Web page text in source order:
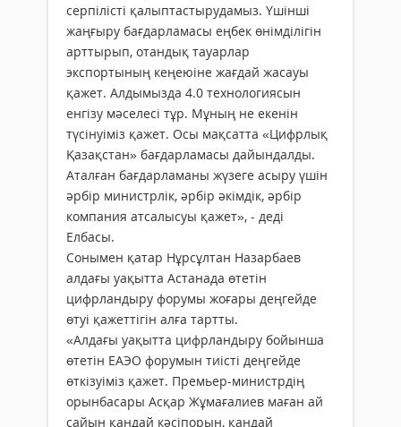
серпілісті қалыптастырудамыз. Үшінші
жаңғыру бағдарламасы еңбек өнімділігін
арттырып, отандық тауарлар
экспортының кеңеюіне жағдай жасауы
қажет. Алдымызда 4.0 технологиясын
енгізу мәселесі тұр. Мұның не екенін
түсінуіміз қажет. Осы мақсатта «Цифрлық
Қазақстан» бағдарламасы дайындалды.
Аталған бағдарламаны жүзеге асыру үшін
әрбір министрлік, әрбір әкімдік, әрбір
компания атсалысуы қажет», - деді
Елбасы.
Сонымен қатар Нұрсұлтан Назарбаев
алдағы уақытта Астанада өтетін
цифрландыру форумы жоғары деңгейде
өтуі қажеттігін алға тартты.
«Алдағы уақытта цифрландыру бойынша
өтетін ЕАЭО форумын тиісті деңгейде
өткізуіміз қажет. Премьер-министрдің
орынбасары Асқар Жұмағалиев маған ай
сайын қандай кәсіпорын, қандай